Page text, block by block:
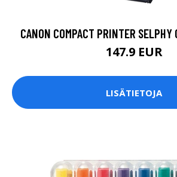
CANON COMPACT PRINTER
147.9 EUR
LISÄTIETOJA